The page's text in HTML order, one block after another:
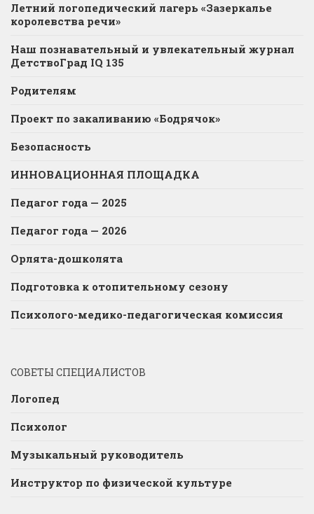
Летний логопедический лагерь «Зазеркалье
королевства речи»
Наш познавательный и увлекательный журнал
ДетствоГрад IQ 135
Родителям
Проект по закаливанию «Бодрячок»
Безопасность
ИННОВАЦИОННАЯ ПЛОЩАДКА
Педагог года — 2025
Педагог года — 2026
Орлята-дошколята
Подготовка к отопительному сезону
Психолого-медико-педагогическая комиссия
СОВЕТЫ СПЕЦИАЛИСТОВ
Логопед
Психолог
Музыкальный руководитель
Инструктор по физической культуре